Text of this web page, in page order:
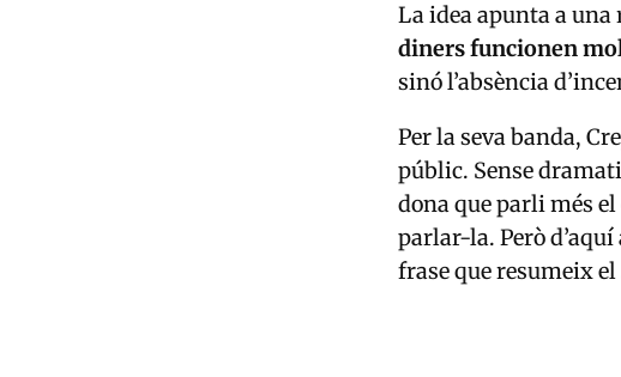
La idea apunta a
diners funcionen
sinó l’absència
Per la seva banda,
públic. Sense
dona que parli més
parlar-la. Però
frase que resumeix